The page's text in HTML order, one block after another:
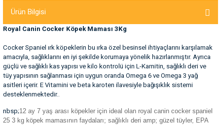
Temizlik
Kemikleri
Seyahat Ürünleri
Ürün Bilgisi
Royal Canin Cocker Köpek Maması 3Kg
Cocker Spaniel ırk köpeklerin bu ırka özel besinsel ihtiyaçlarını karşılamak
amacıyla, sağlıklarını en iyi şekilde korumaya yönelik hazırlanmıştır. Ayrıca
güçlü ve sağlıklı kas yapısı ve kilo kontrolü için L-Karnitin, sağlıklı deri ve
tüy yapısının sağlanması için uygun oranda Omega 6 ve Omega 3 yağ
asitleri içerir. E Vitamini ve beta karoten ilavesiyle bağışıklık sistemi
desteklenmektedir..
nbsp;12 ay 7 yaş arası köpekler için ideal olan royal canin cocker spaniel
25 3 kg köpek mamasının faydaları; sağlıklı deri amp; güzel tüyler, EPA